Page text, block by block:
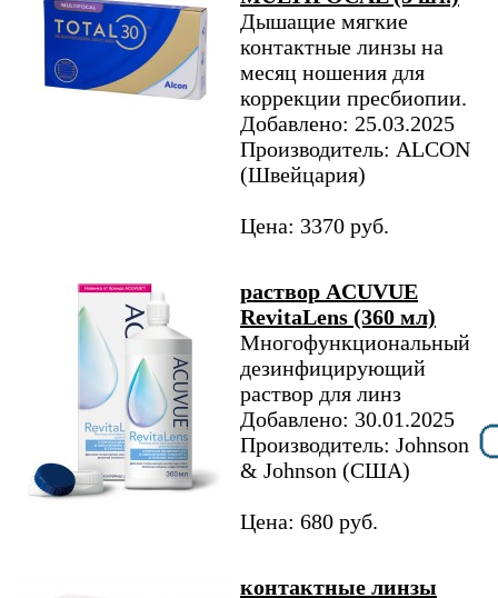
Дышащие мягкие
контактные линзы на
месяц ношения для
коррекции пресбиопии.
Добавлено: 25.03.2025
Производитель: ALCON
(Швейцария)
Цена: 3370 руб.
раствор ACUVUE
RevitaLens (360 мл)
Многофункциональный
дезинфицирующий
раствор для линз
Добавлено: 30.01.2025
Производитель: Johnson
& Johnson (США)
Цена: 680 руб.
контактные линзы